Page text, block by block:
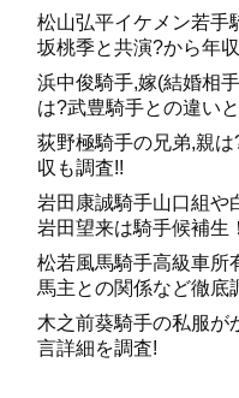
松山弘平イケメン若手
坂桃季と共演?から年
浜中俊騎手,嫁(結婚相
は?武豊騎手との違い
荻野極騎手の兄弟,親
収も調査!!
岩田康誠騎手山口組や
岩田望来は騎手候補生！
松若風馬騎手高級車所
馬主との関係など徹底
木之前葵騎手の私服が
言詳細を調査!